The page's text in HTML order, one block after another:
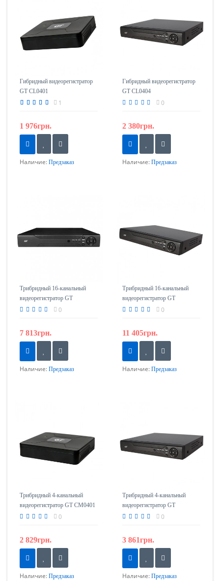
Гибридный видеорегистратор
GT CL0401
1
1 976грн.
Наличие: Предзаказ
Гибридный видеорегистратор
GT CL0404
0
2 380грн.
Наличие: Предзаказ
Трибридный 16-канальный
видеорегистратор GT
CM01602
0
7 813грн.
Наличие: Предзаказ
Трибридный 16-канальный
видеорегистратор GT
CMF1608
0
11 405грн.
Наличие: Предзаказ
Трибридный 4-канальный
видеорегистратор GT CM0401
0
2 829грн.
Наличие: Предзаказ
Трибридный 4-канальный
видеорегистратор GT
CMF0404
0
3 861грн.
Наличие: Предзаказ